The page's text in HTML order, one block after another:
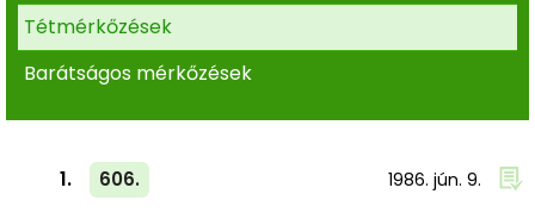
Tétmérkőzések
Barátságos mérkőzések
1. 606. 1986. jún. 9.